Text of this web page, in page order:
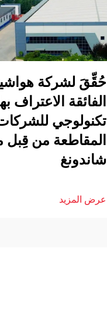
حُقِّقَ لشركة
الفائقة الاعتراف
تكنولوجي
المقاطعة من قِبل
شاندونغ
عرض المزيد